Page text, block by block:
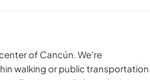
of Cancún. We're
walking or public transportation